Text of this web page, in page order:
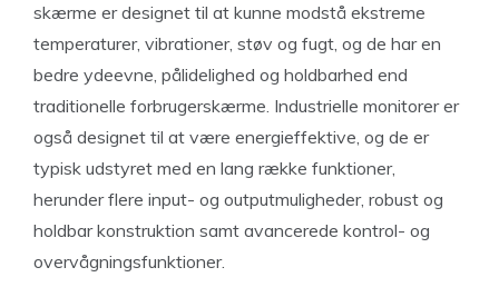
skærme er designet til at kunne modstå ekstreme
temperaturer, vibrationer, støv og fugt, og de har en
bedre ydeevne, pålidelighed og holdbarhed end
traditionelle forbrugerskærme. Industrielle monitorer er
også designet til at være energieffektive, og de er
typisk udstyret med en lang række funktioner,
herunder flere input- og outputmuligheder, robust og
holdbar konstruktion samt avancerede kontrol- og
overvågningsfunktioner.